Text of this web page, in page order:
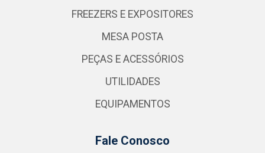
FREEZERS E EXPOSITORES
MESA POSTA
PEÇAS E ACESSÓRIOS
UTILIDADES
EQUIPAMENTOS
Fale Conosco